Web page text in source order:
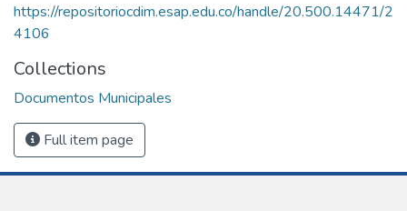
https://repositoriocdim.esap.edu.co/handle/20.500.14471/2
4106
Collections
Documentos Municipales
Full item page